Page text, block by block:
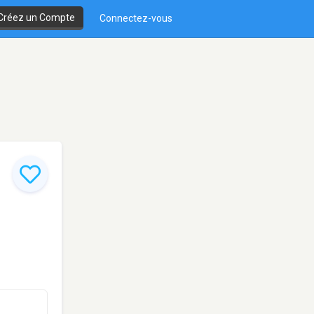
un Compte Connectez-vous